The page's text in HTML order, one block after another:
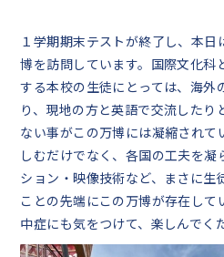
進路指導
クラブ活動
アクセス
中学生の
在校生・保護者
１学期期末テストが終了し、本
博を訪問しています。国際文化科
する本校の生徒にとっては、海外
り、現地の方と英語で交流したり
ない事がこの万博には凝縮されて
しむだけでなく、各国の工夫を
ション・映像技術など、まさに生
ことの先端にこの万博が存在して
中症にも気をつけて、楽しんでく